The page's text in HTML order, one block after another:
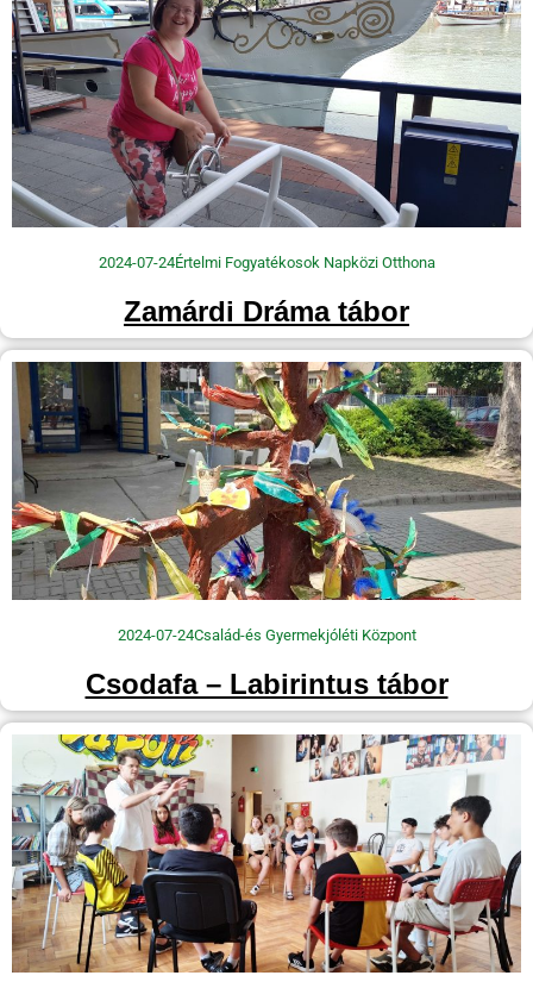
2024-07-24Értelmi Fogyatékosok Napközi Otthona
Zamárdi Dráma tábor
2024-07-24Család-és Gyermekjóléti Központ
Csodafa – Labirintus tábor